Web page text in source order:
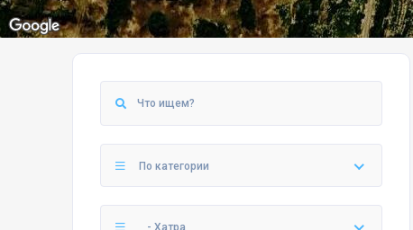
По категории
- Хатра